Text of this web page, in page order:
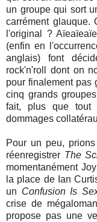
un groupe qui sort
carrément glauque.
l'original ?
(enfin en
anglais) font
rock'n'roll dont on
pour finalement pas
cinq grands
fait, plus que tout
dommages
Pour un peu,
réenregistrer The
momentanément
la place de Ian
un Confusion Is
crise de
propose pas une